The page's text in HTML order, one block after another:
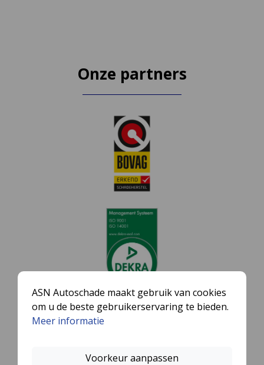
Onze partners
ASN Autoschade maakt gebruik van cookies
om u de beste gebruikerservaring te bieden.
Meer informatie
Voorkeur aanpassen